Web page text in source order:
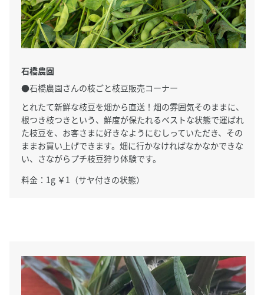
石橋農園
●石橋農園さんの枝ごと枝豆販売コーナー
とれたて新鮮な枝豆を畑から直送！畑の雰囲気そのままに、
根つき枝つきという、鮮度が保たれるベストな状態で運ばれ
た枝豆を、お客さまに好きなようにむしっていただき、その
ままお買い上げできます。畑に行かなければなかなかできな
い、さながらプチ枝豆狩り体験です。
料金：1g ￥1（サヤ付きの状態）